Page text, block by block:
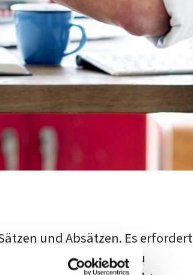
und Absätzen. Es erfordert
adäquat zu